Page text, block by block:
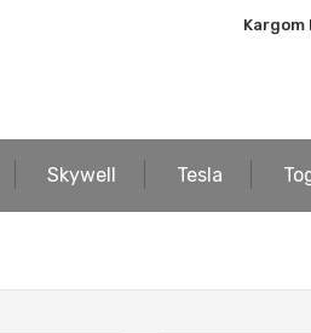
Kargom
Skywell Tesla